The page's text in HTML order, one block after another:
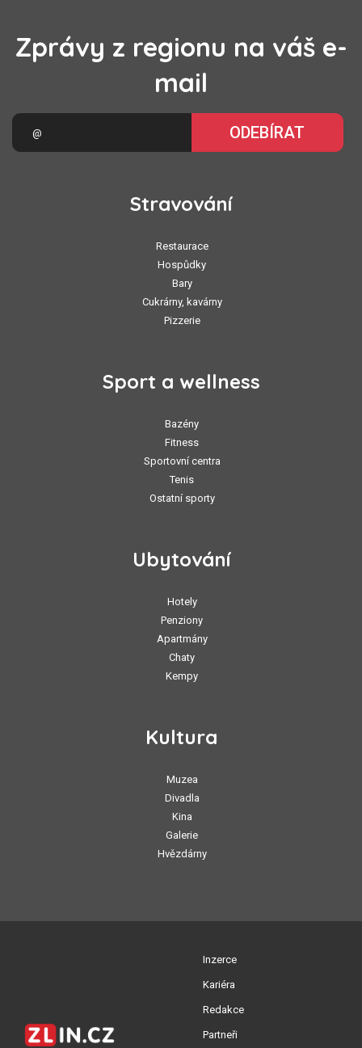
Zprávy z regionu na váš e-
mail
ODEBÍRAT
Stravování
Restaurace
Hospůdky
Bary
Cukrárny, kavárny
Pizzerie
Sport a wellness
Bazény
Fitness
Sportovní centra
Tenis
Ostatní sporty
Ubytování
Hotely
Penziony
Apartmány
Chaty
Kempy
Kultura
Muzea
Divadla
Kina
Galerie
Hvězdárny
Inzerce
Kariéra
Redakce
Partneři